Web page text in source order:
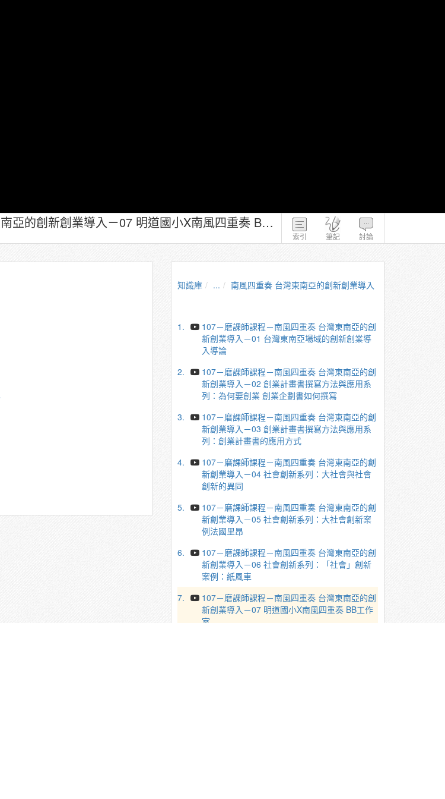
索引 筆記 討論
107－磨課師課程－南風四重奏 台灣東南亞的創新創業導入－07 明道國小X南風四重奏 BB工作室
知識庫 ... 南風四重奏 台灣東南亞的創新創業導入
1.
107－磨課師課程－南風四重奏 台灣東南亞的創
新創業導入－01 台灣東南亞場域的創新創業導
入導論
2.
107－磨課師課程－南風四重奏 台灣東南亞的創
新創業導入－02 創業計畫書撰寫方法與應用系
列：為何要創業 創業企劃書如何撰寫
3.
107－磨課師課程－南風四重奏 台灣東南亞的創
新創業導入－03 創業計畫書撰寫方法與應用系
列：創業計畫書的應用方式
4.
107－磨課師課程－南風四重奏 台灣東南亞的創
新創業導入－04 社會創新系列：大社會與社會
創新的異同
5.
107－磨課師課程－南風四重奏 台灣東南亞的創
新創業導入－05 社會創新系列：大社會創新案
例法國里昂
6.
107－磨課師課程－南風四重奏 台灣東南亞的創
新創業導入－06 社會創新系列：「社會」創新
案例：紙風車
7.
107－磨課師課程－南風四重奏 台灣東南亞的創
新創業導入－07 明道國小X南風四重奏 BB工作
室